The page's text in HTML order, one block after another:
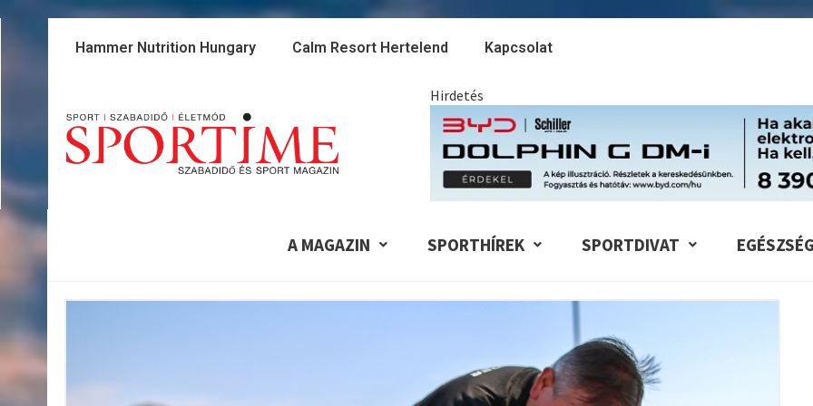
Hammer Nutrition Hungary Calm Resort Hertelend Kapcsolat
Hirdetés
A MAGAZIN SPORTHÍREK SPORTDIVAT EGÉSZSÉG